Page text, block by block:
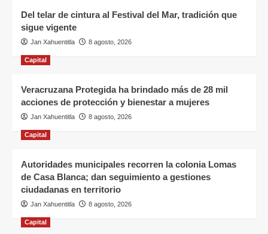
Del telar de cintura al Festival del Mar, tradición que
sigue vigente
Jan Xahuentitla 8 agosto, 2026
Capital
Veracruzana Protegida ha brindado más de 28 mil
acciones de protección y bienestar a mujeres
Jan Xahuentitla 8 agosto, 2026
Capital
Autoridades municipales recorren la colonia Lomas
de Casa Blanca; dan seguimiento a gestiones
ciudadanas en territorio
Jan Xahuentitla 8 agosto, 2026
Capital